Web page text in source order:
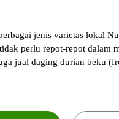
jenis varietas lokal
perlu repot-repot dalam
jual daging durian beku